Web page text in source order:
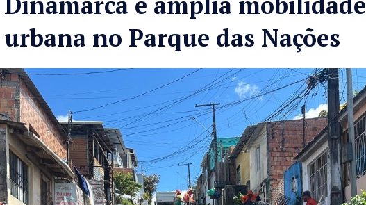
urbana no Parque das Nações